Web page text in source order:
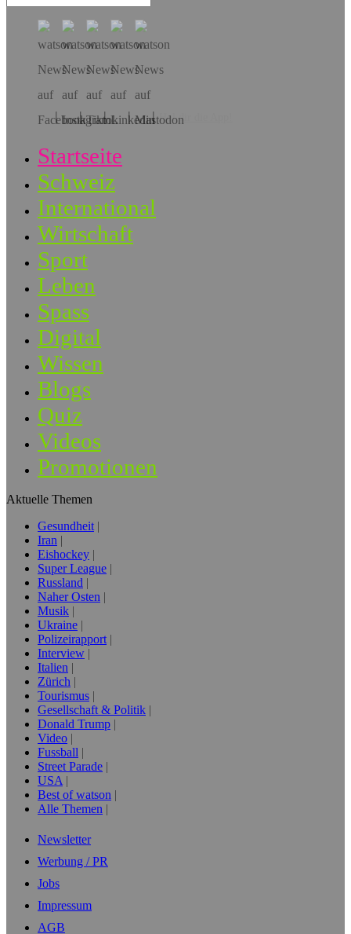
Hol dir die App!
Startseite
Schweiz
International
Wirtschaft
Sport
Leben
Spass
Digital
Wissen
Blogs
Quiz
Videos
Promotionen
Aktuelle Themen
Gesundheit
Iran
Eishockey
Super League
Russland
Naher Osten
Musik
Ukraine
Polizeirapport
Interview
Italien
Zürich
Tourismus
Gesellschaft & Politik
Donald Trump
Video
Fussball
Street Parade
USA
Best of watson
Alle Themen
Newsletter
Werbung / PR
Jobs
Impressum
AGB